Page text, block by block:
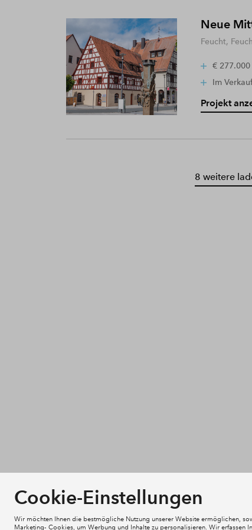
Neue
Feucht,
€
Im Verkauf
Projekt
8 weitere